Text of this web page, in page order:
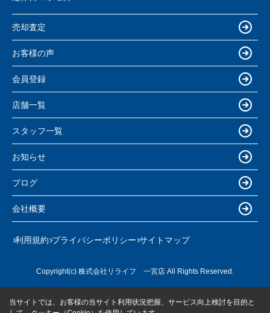
売却査定
お客様の声
会員登録
店舗一覧
スタッフ一覧
お知らせ
ブログ
会社概要
利用規約 プライバシーポリシー サイトマップ
Copyright(c) 株式会社リライフ 一宮店 All Rights Reserved.
当サイトでは、お客様の当サイト利用状況把握、サービス向上検討を目的と